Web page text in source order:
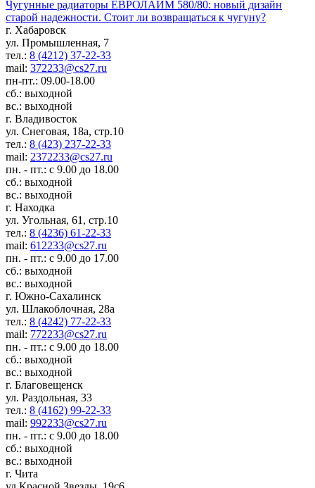
Чугунные радиаторы ЕВРОЛАЙМ 580/80: новый дизайн
старой надежности. Стоит ли возвращаться к чугуну?
г. Хабаровск
ул. Промышленная, 7
тел.: 8 (4212) 37-22-33
mail: 372233@cs27.ru
пн-пт.: 09.00-18.00
сб.: выходной
вс.: выходной
г. Владивосток
ул. Снеговая, 18а, стр.10
тел.: 8 (423) 237-22-33
mail: 2372233@cs27.ru
пн. - пт.: с 9.00 до 18.00
сб.: выходной
вс.: выходной
г. Находка
ул. Угольная, 61, стр.10
тел.: 8 (4236) 61-22-33
mail: 612233@cs27.ru
пн. - пт.: с 9.00 до 17.00
сб.: выходной
вс.: выходной
г. Южно-Сахалинск
ул. Шлакоблочная, 28а
тел.: 8 (4242) 77-22-33
mail: 772233@cs27.ru
пн. - пт.: с 9.00 до 18.00
сб.: выходной
вс.: выходной
г. Благовещенск
ул. Раздольная, 33
тел.: 8 (4162) 99-22-33
mail: 992233@cs27.ru
пн. - пт.: с 9.00 до 18.00
сб.: выходной
вс.: выходной
г. Чита